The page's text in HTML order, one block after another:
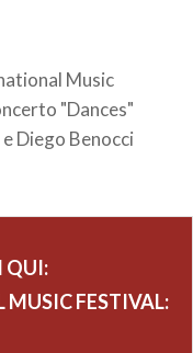
Music
"Dances"
Diego Benocci
QUI:
FESTIVAL: